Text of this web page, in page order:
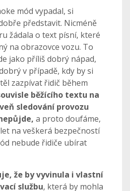
mód vypadal, si
představit. Nicméně
žádala o text písní, které
na obrazovce vozu. To
jako příliš dobrý nápad,
v případě, kdy by si
zazpívat řidič během
běžícího textu na
sledování provozu
a proto doufáme,
na veškerá bezpečností
nebude řidiče ubírat
že by vyvinula i vlastní
službu, která by mohla